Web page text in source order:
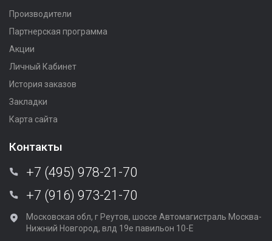
Производители
Партнерская программа
Акции
Личный Кабинет
История заказов
Закладки
Карта сайта
Контакты
+7 (495) 978-21-70
+7 (916) 973-21-70
Московская обл, г Реутов, шоссе Автомагистраль Москва-
Нижний Новгород, влд 19е павильон 10-Е